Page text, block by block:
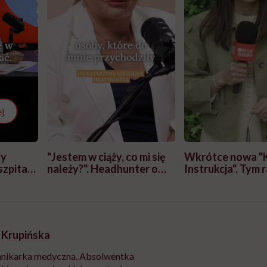
"Jestem w ciąży, co mi się
należy?". Headhunter o
Wkrótce nowa
Instrukcja". Tym
medyczna. Absolwentka